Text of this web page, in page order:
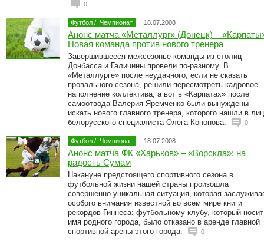
0
Футбол / Чемпионат 18.07.2008
Анонс матча «Металлург» (Донецк) –
Новая команда против нового тренера
Завершившееся межсезонье команды из столиц
Донбасса и Галичины провели по-разному. В
«Металлурге» после неудачного, если не сказать
провального сезона, решили пересмотреть кадровое
наполнение коллектива, а вот в «Карпатах» после
самоотвода Валерия Яремченко были вынуждены
искать нового главного тренера, которого нашли в
белорусского специалиста Олега Кононова.
0
Футбол / Чемпионат 18.07.2008
Анонс матча ФК «Харьков» – «Ворскла»: на
радость Сумам
Накануне предстоящего спортивного сезона в
футбольной жизни нашей страны произошла
совершенно уникальная ситуация, которая
особого внимания известной во всем мире книги
рекордов Гиннеса: футбольному клубу, который носит
имя родного города, было отказано в аренде главной
спортивной арены этого города.
0